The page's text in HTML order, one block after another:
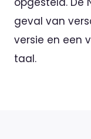
geval van
versie en een
taal.